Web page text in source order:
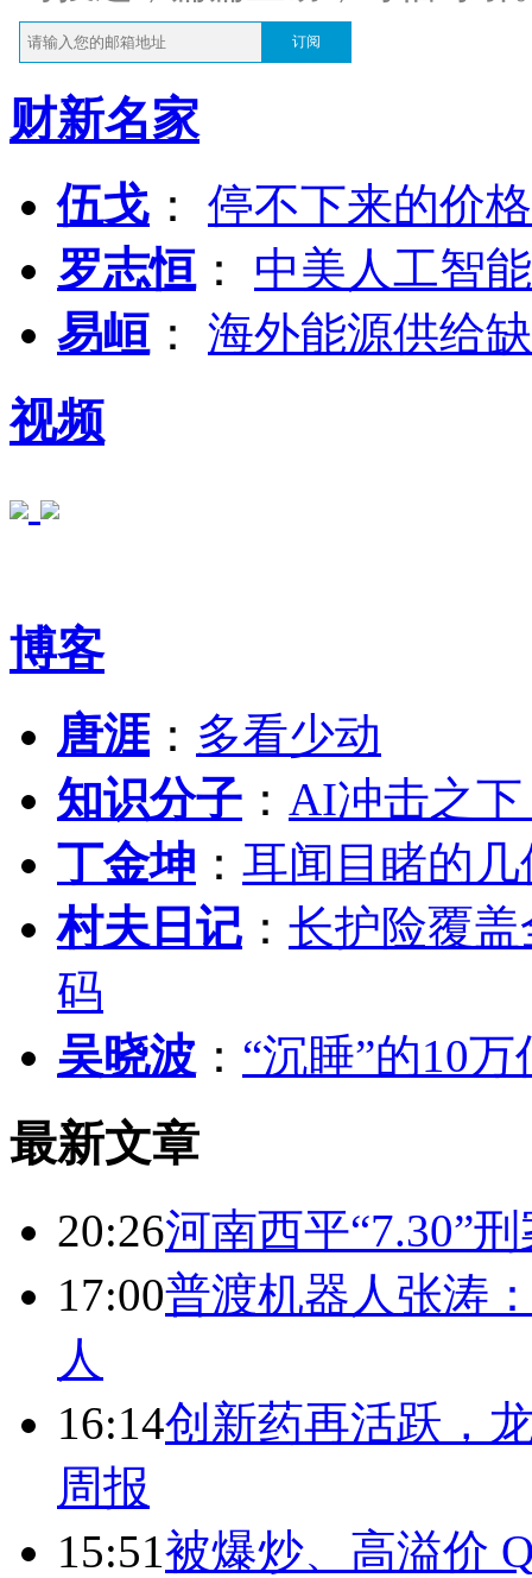
订阅
财新名家
伍戈 ： 停不下来的价
罗志恒 ： 中美人工智
易峘 ： 海外能源供给
视频
博客
唐涯： 多看少动
知识分子 ： AI冲击之
丁金坤 ： 耳闻目睹的
村夫日记 ： 长护险覆
码
吴晓波 ： “沉睡”的10
最新文章
20:26河南西平“7.30”
17:00普渡机器人张涛
人
16:14创新药再活跃，
周报
15:51被爆炒、高溢价